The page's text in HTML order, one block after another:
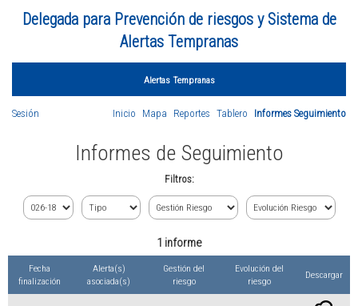
Delegada para Prevención de riesgos y Sistema de
Alertas Tempranas
Alertas Tempranas
Inicio Mapa Reportes Tablero Informes Seguimiento
Sesión
Informes de Seguimiento
Filtros:
1 informe
Fecha
finalización
Alerta(s)
asociada(s)
Gestión del
riesgo
Evolución del
riesgo
Descargar